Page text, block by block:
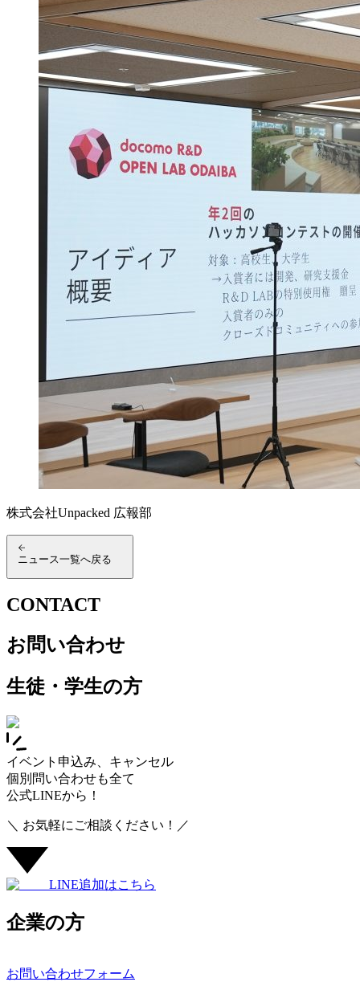
株式会社Unpacked 広報部
ニュース一覧へ戻る
CONTACT
お問い合わせ
生徒・学生の方
イベント申込み、キャンセル
個別問い合わせも全て
公式LINEから！
＼ お気軽にご相談ください！／
LINE追加はこちら
企業の方
お問い合わせフォーム